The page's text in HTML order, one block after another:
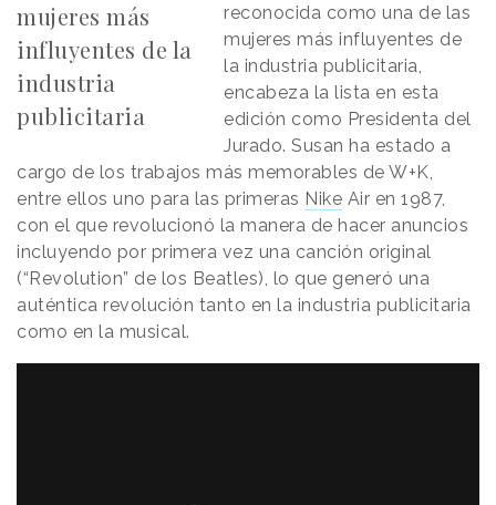
mujeres más
influyentes de la
industria
publicitaria
reconocida como una de las
mujeres más influyentes de
la industria publicitaria,
encabeza la lista en esta
edición como Presidenta del
Jurado. Susan ha estado a
cargo de los trabajos más memorables de W+K,
entre ellos uno para las primeras Nike Air en 1987,
con el que revolucionó la manera de hacer anuncios
incluyendo por primera vez una canción original
(“Revolution” de los Beatles), lo que generó una
auténtica revolución tanto en la industria publicitaria
como en la musical.